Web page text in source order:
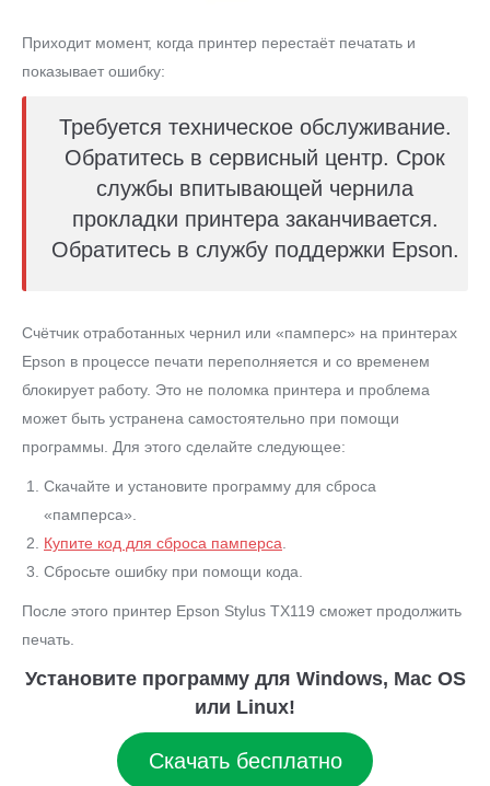
Приходит момент, когда принтер перестаёт печатать и
показывает ошибку:
Требуется техническое обслуживание.
Обратитесь в сервисный центр. Срок
службы впитывающей чернила
прокладки принтера заканчивается.
Обратитесь в службу поддержки Epson.
Счётчик отработанных чернил или «памперс» на принтерах
Epson в процессе печати переполняется и со временем
блокирует работу. Это не поломка принтера и проблема
может быть устранена самостоятельно при помощи
программы. Для этого сделайте следующее:
Скачайте и установите программу для сброса
«памперса».
Купите код для сброса памперса
Сбросьте ошибку при помощи кода.
После этого принтер Epson Stylus TX119 сможет продолжить
печать.
Установите программу для Windows, Mac OS
или Linux!
Скачать бесплатно